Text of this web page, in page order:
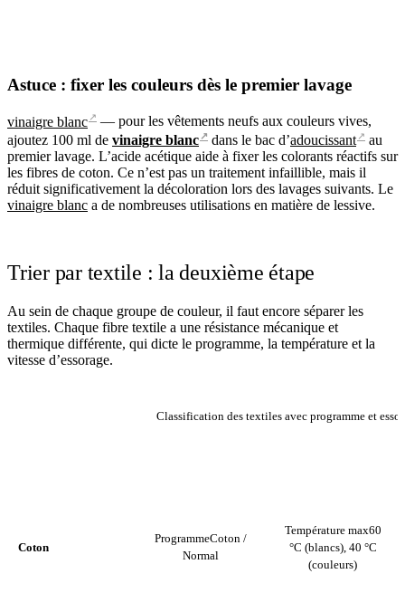
Astuce : fixer les couleurs dès le premier lavage
vinaigre blanc ↗ — pour les vêtements neufs aux couleurs vives,
ajoutez 100 ml de vinaigre blanc ↗ dans le bac d’adoucissant ↗ au
premier lavage. L’acide acétique aide à fixer les colorants réactifs sur
les fibres de coton. Ce n’est pas un traitement infaillible, mais il
réduit significativement la décoloration lors des lavages suivants. Le
vinaigre blanc a de nombreuses utilisations en matière de lessive.
Trier par textile : la deuxième étape
Au sein de chaque groupe de couleur, il faut encore séparer les
textiles. Chaque fibre textile a une résistance mécanique et
thermique différente, qui dicte le programme, la température et la
vitesse d’essorage.
Classification des textiles avec programme et
Coton
ProgrammeCoton /
Normal
Température max60
°C (blancs), 40 °C
(couleurs)